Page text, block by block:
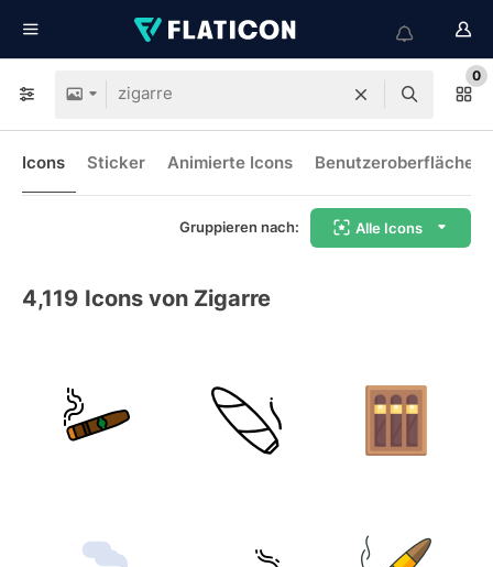
0
Icons Sticker Animierte Icons
Gruppieren nach: Alle Icons
4,119 Icons von Zigarre